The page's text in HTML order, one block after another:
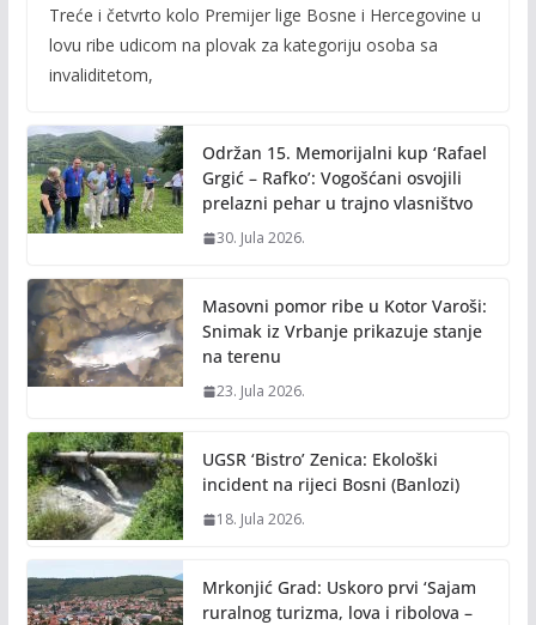
e
b
o
k
itt
er
ai p
n
k
Treće i četvrto kolo Premijer lige Bosne i Hercegovine u
lovu ribe udicom na plovak za kategoriju osoba sa
invaliditetom,
Održan 15. Memorijalni kup ‘Rafael
Grgić – Rafko’: Vogošćani osvojili
prelazni pehar u trajno vlasništvo
30. Jula 2026.
Masovni pomor ribe u Kotor Varoši:
Snimak iz Vrbanje prikazuje stanje
na terenu
23. Jula 2026.
UGSR ‘Bistro’ Zenica: Ekološki
incident na rijeci Bosni (Banlozi)
18. Jula 2026.
Mrkonjić Grad: Uskoro prvi ‘Sajam
ruralnog turizma, lova i ribolova –